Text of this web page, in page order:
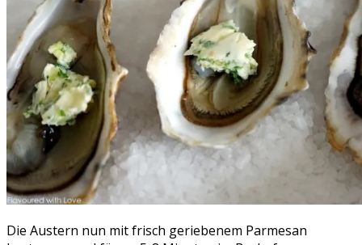
Die Austern nun mit frisch geriebenem Parmesan